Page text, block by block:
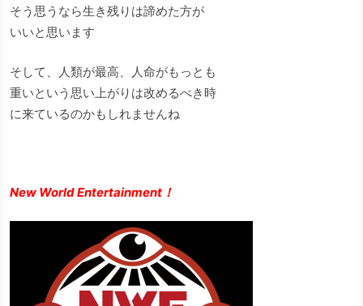
そう思うなら生き残りは諦めた方が
いいと思います
そして、人類が最高、人命がもっとも
重いという思い上がりは改めるべき時
に来ているのかもしれませんね
New World Entertainment！